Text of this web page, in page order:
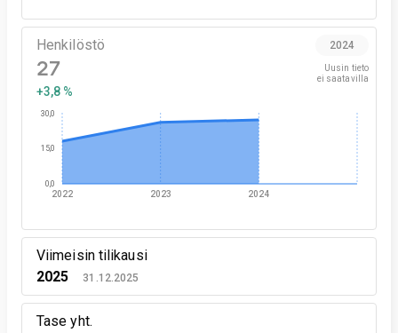
Henkilöstö
27
+3,8 %
2024
Uusin tieto
ei saatavilla
2022 2023 2024
0,0
15,0
30,0
Viimeisin tilikausi
2025
31.12.2025
Tase yht.